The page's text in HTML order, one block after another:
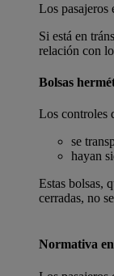
Los pasajeros
Si está en
relación con
Bolsas
Los controles
se
hayan
Estas bolsas,
cerradas, no
Normativa